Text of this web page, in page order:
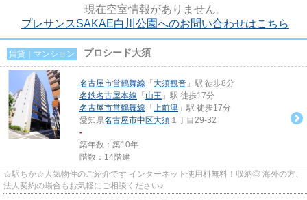
現在空室情報がありません。
プレサンスSAKAE白川公園へのお問い合わせはこちら
賃貸｜マンション プロシード大須
名古屋市営鶴舞線 「 大須観音 」駅 徒歩8分
名鉄名古屋本線 「 山王 」駅 徒歩17分
名古屋市営鶴舞線 「 上前津 」駅 徒歩17分
愛知県名古屋市中区大須 １丁目29-32
-
築年数：築10年
階数：14階建
☆駅ちか☆人気物件のご紹介です インターネット使用料無料！収納◎ 海外の方、
法人契約の場合もお気軽にご相談ください♪